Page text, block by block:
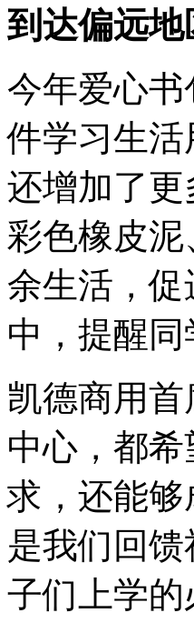
到达偏远地
今年爱心
件学习生
还增加了
彩色橡皮
余生活，
中，提醒
凯德商用
中心，都
求，还能
是我们回
子们上学